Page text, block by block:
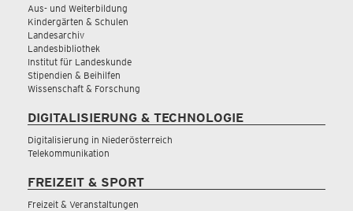
Aus- und Weiterbildung
Kindergärten & Schulen
Landesarchiv
Landesbibliothek
Institut für Landeskunde
Stipendien & Beihilfen
Wissenschaft & Forschung
DIGITALISIERUNG & TECHNOLOGIE
Digitalisierung in Niederösterreich
Telekommunikation
FREIZEIT & SPORT
Freizeit & Veranstaltungen